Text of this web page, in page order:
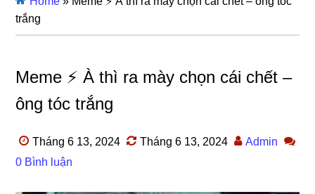
trắng
Meme ⚡ À thì ra mày chọn cái chết –
ông tóc trắng
Tháng 6 13, 2024 Tháng 6 13, 2024
Admin
0 Bình luận